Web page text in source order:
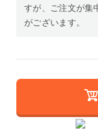
すが、ご注文が集
がございます。